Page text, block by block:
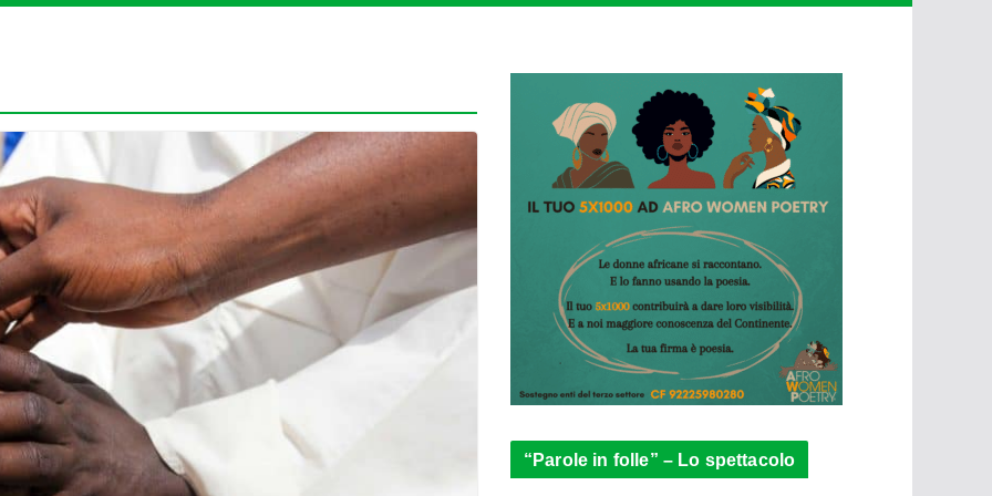
“Parole in folle” – Lo spettacolo